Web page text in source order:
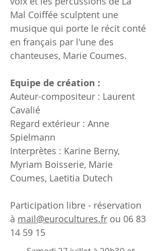
Mal Coiffée sculptent une
musique qui porte le récit conté
en français par l'une des
chanteuses, Marie Coumes.
Equipe de création :
Auteur-compositeur : Laurent
Cavalié
Regard extérieur : Anne
Spielmann
Interprètes : Karine Berny,
Myriam Boisserie, Marie
Coumes, Laetitia Dutech
Participation libre - réservation
à mail@eurocultures.fr ou 06 83
14 59 15